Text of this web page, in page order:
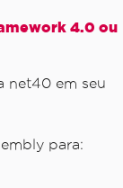
4.0 ou
net40 em seu
para: